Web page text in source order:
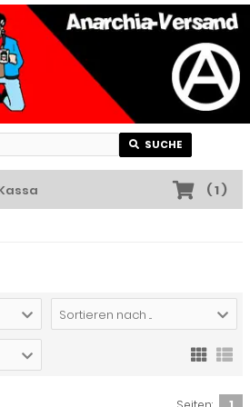
SUCHE
(1)
Sortieren nach ...